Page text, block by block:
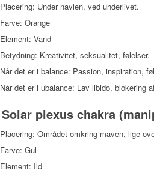
Placering: Under navlen, ved underlivet.
Farve: Orange
Element: Vand
Betydning: Kreativitet, seksualitet, følelser.
Når det er i balance: Passion, inspiration,
Når det er i ubalance: Lav libido, blokering
Solar plexus chakra
Placering: Området omkring maven, lige
Farve: Gul
Element: Ild